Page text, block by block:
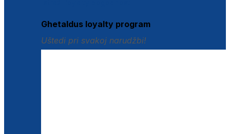
Ghetaldus loyalty program
Uštedi pri svakoj narudžbi!